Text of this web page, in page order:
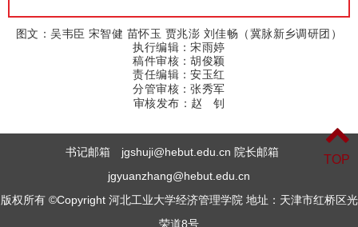
图文：吴韦臣 宋智健 苗怀玉 贾兆澎 刘佳畅（冀脉新乡调研团）
执行编辑：宋雨婷
稿件审核：胡俊颖
责任编辑：安玉红
分管审核：张秀军
审核发布： 赵 钊
书记邮箱 jgshuji@hebut.edu.cn 院长邮箱
jgyuanzhang@hebut.edu.cn
版权所有 ©Copyright 河北工业大学经济管理学院 地址：天津市红桥区光
荣道8号
TOP